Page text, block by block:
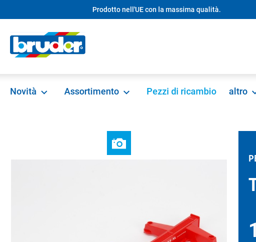
Passa alla navigazione principaleProdotto nell'UE con la massima qualità.
Novità Assortimento Pezzi di ricambio altro